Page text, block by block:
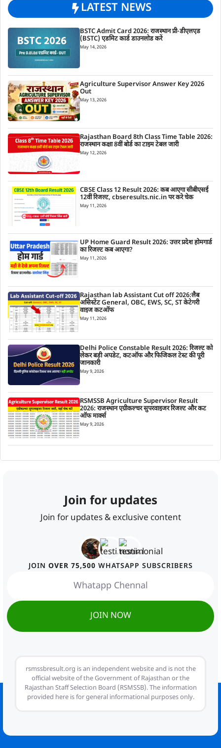
LATEST NEWS
BSTC Admit Card 2026: राजस्थान प्री-डीएलएड
(BSTC) एडमिट कार्ड डाउनलोड करें
May 14, 2026
Agriculture Supervisor Answer Key 2026
Out
May 13, 2026
Rajasthan Board 8th Class Time Table 2026:
राजस्थान कक्षा 8वीं बोर्ड का टाइम टेबल जारी
May 12, 2026
CBSE Class 12 Result 2026: कब आएगा सीबीएसई
12वीं रिजल्ट, cbseresults.nic.in पर करे चेक
May 11, 2026
UP Home Guard Result 2026: उत्तर प्रदेश होमगार्ड
का रिजल्ट कब आएगा?
May 11, 2026
Rajasthan lab Assistant Cut off 2026:लैब
असिस्टेंट General, OBC, EWS, SC, ST केटेगरी
वाइज कटऑफ
May 11, 2026
Delhi Police Constable Result 2026: रिजल्ट को
लेकर बड़ी अपडेट, कटऑफ और फिजिकल टेस्ट की पूरी
जानकारी
May 9, 2026
RSMSSB Agriculture Supervisor Result
2026: राजस्थान एग्रीकल्चर सुपरवाइजर रिजल्ट और कट
ऑफ मार्क्स
May 9, 2026
Join for updates
Join for updates & exclusive content
JOIN OVER 75,500 WHATSAPP SUBSCRIBERS
Whatapp Chennal
JOIN NOW
rsmssbresult.org is an independent website and is not the
official website of the Government of Rajasthan or the
Rajasthan Staff Selection Board (RSMSSB). The information
provided here is for general informational purposes only.